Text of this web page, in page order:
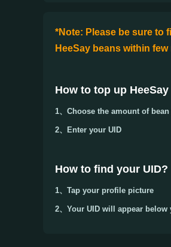
*Note: Please be sure to
HeeSay beans within
How to top up HeeSay
1、Choose the amount of
2、Enter your UID
How to find your UID?
1、Tap your profile picture
2、Your UID will appear below